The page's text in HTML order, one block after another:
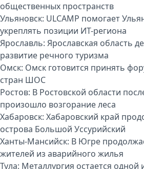
общественных пространств
Ульяновск: ULCAMP помогает
укреплять позиции ИТ-региона
Ярославль: Ярославская область
развитие речного туризма
Омск: Омск готовится принять
стран ШОС
Ростов: В Ростовской области
произошло возгорание леса
Хабаровск: Хабаровский край
острова Большой Уссурийский
Ханты-Мансийск: В Югре
жителей из аварийного жилья
Тула: Металлургия остается одной